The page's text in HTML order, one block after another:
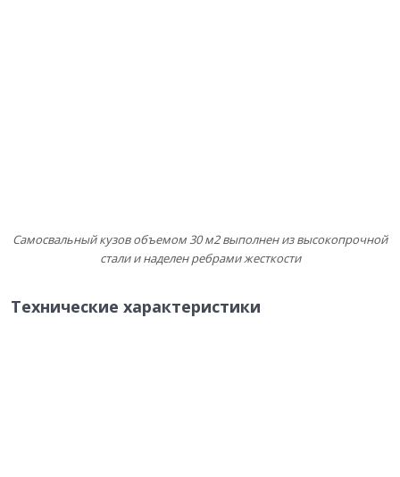
Самосвальный кузов объемом 30 м2 выполнен из высокопрочной
стали и наделен ребрами жесткости
Технические характеристики